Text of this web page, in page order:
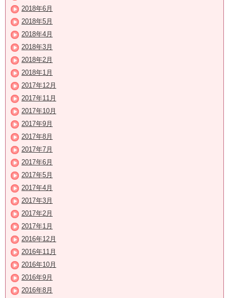
2018年6月
2018年5月
2018年4月
2018年3月
2018年2月
2018年1月
2017年12月
2017年11月
2017年10月
2017年9月
2017年8月
2017年7月
2017年6月
2017年5月
2017年4月
2017年3月
2017年2月
2017年1月
2016年12月
2016年11月
2016年10月
2016年9月
2016年8月